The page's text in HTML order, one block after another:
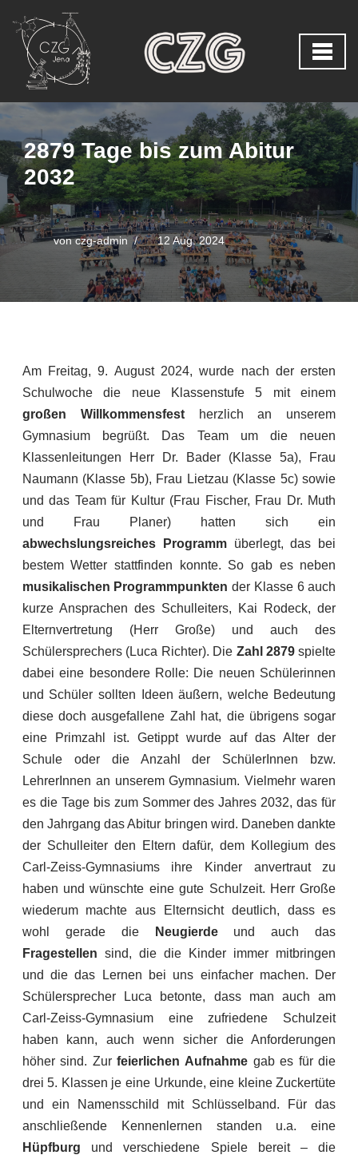
Zum
Inhalt
springen
2879 Tage bis zum Abitur
2032
vonczg-admin 12 Aug. 2024
Am Freitag, 9. August 2024, wurde nach der ersten
Schulwoche die neue Klassenstufe 5 mit einem
großen Willkommensfest
herzlich an unserem
Gymnasium begrüßt. Das Team um die neuen
Klassenleitungen Herr Dr. Bader (Klasse 5a), Frau
Naumann (Klasse 5b), Frau Lietzau (Klasse 5c) sowie
und das Team für Kultur (Frau Fischer, Frau Dr. Muth
und Frau Planer) hatten sich ein
abwechslungsreiches Programmüberlegt, das bei
bestem Wetter stattfinden konnte. So gab es neben
musikalischen Programmpunkten der Klasse 6 auch
kurze Ansprachen des Schulleiters, Kai Rodeck, der
Elternvertretung (Herr Große) und auch des
Schülersprechers (Luca Richter). Die Zahl 2879 spielte
dabei eine besondere Rolle: Die neuen Schülerinnen
und Schüler sollten Ideen äußern, welche Bedeutung
diese doch ausgefallene Zahl hat, die übrigens sogar
eine Primzahl ist. Getippt wurde auf das Alter der
Schule oder die Anzahl der SchülerInnen bzw.
LehrerInnen an unserem Gymnasium. Vielmehr waren
es die Tage bis zum Sommer des Jahres 2032, das für
den Jahrgang das Abitur bringen wird. Daneben dankte
der Schulleiter den Eltern dafür, dem Kollegium des
Carl-Zeiss-Gymnasiums ihre Kinder anvertraut zu
haben und wünschte eine gute Schulzeit. Herr Große
wiederum machte aus Elternsicht deutlich, dass es
wohl gerade die
Neugierdeund auch das
Fragestellen sind, die die Kinder immer mitbringen
und die das Lernen bei uns einfacher machen. Der
Schülersprecher Luca betonte, dass man auch am
Carl-Zeiss-Gymnasium eine zufriedene Schulzeit
haben kann, auch wenn sicher die Anforderungen
höher sind. Zurfeierlichen Aufnahme gab es für die
drei 5. Klassen je eine Urkunde, eine kleine Zuckertüte
und ein Namensschild mit Schlüsselband. Für das
anschließende Kennenlernen standen u.a. eine
Hüpfburg und verschiedene Spiele bereit – die